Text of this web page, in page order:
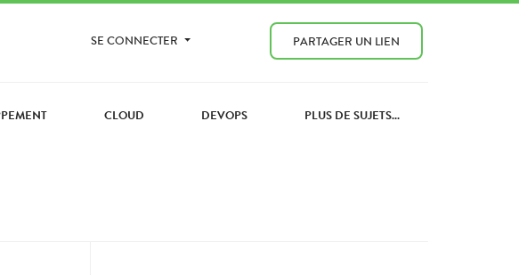
SE CONNECTER PARTAGER UN LIEN
CLOUD DEVOPS PLUS DE SUJETS...